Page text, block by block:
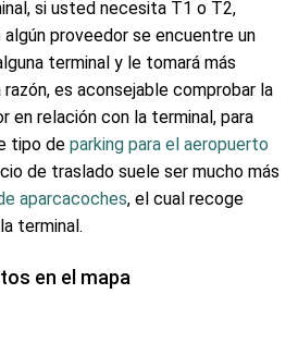
si usted necesita T1 o T2,
proveedor se encuentre un
terminal y le tomará más
es aconsejable comprobar la
en relación con la terminal, para
tipo de parking para el aeropuerto
de traslado suele ser mucho más
aparcacoches, el cual recoge
terminal.
en el mapa